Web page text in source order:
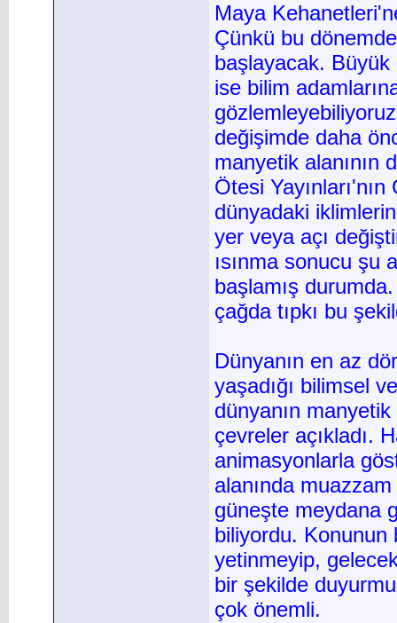
Maya
Çünkü bu
başlayacak. Büyük
ise bilim
değişimde daha
manyetik alanının
Ötesi
dünyadaki
yer veya açı
ısınma sonucu
başlamış
çağda tıpkı bu
Dünyanın en az
yaşadığı bilimsel
dünyanın
çevreler açıkladı.
animasyonlarla
alanında
güneşte meydana
biliyordu. Konunun
yetinmeyip,
bir şekilde
çok önemli.